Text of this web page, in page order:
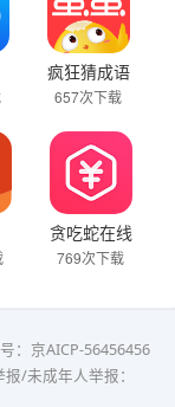
疯狂猜成语
657次下载
贪吃蛇在线
769次下载
：京AICP-56456456
/未成年人举报：